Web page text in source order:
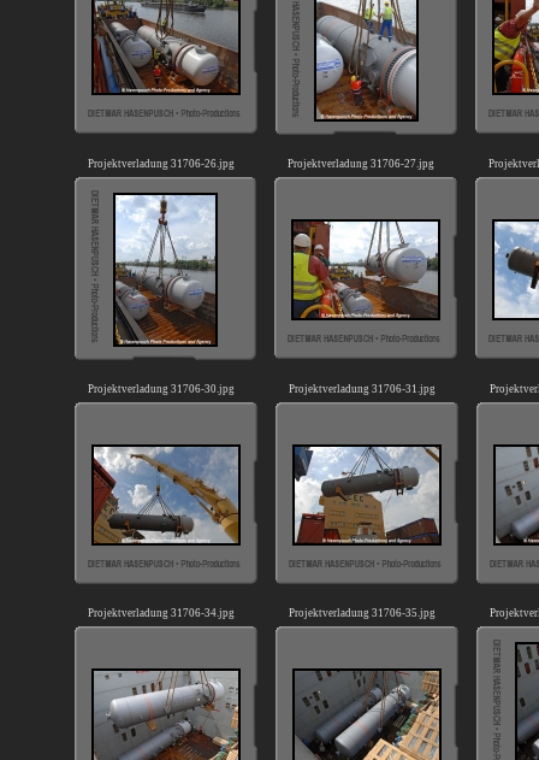
Projektverladung 31706-26.jpg Projektverladung 31706-27.jpg
Projektverladung 31706-30.jpg Projektverladung 31706-31.jpg
Projektverladung 31706-34.jpg Projektverladung 31706-35.jpg